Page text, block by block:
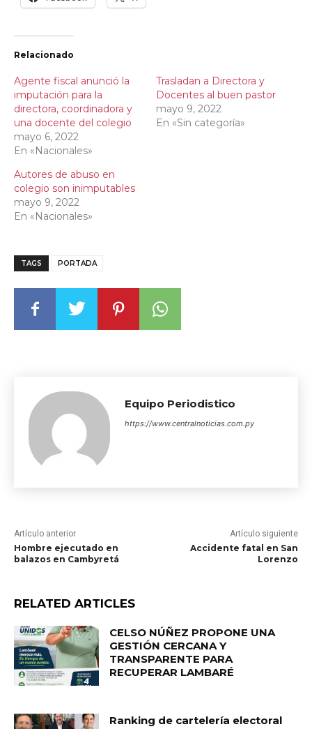
Relacionado
Agente fiscal anunció la
imputación para la
directora, coordinadora y
una docente del colegio
mayo 6, 2022
En «Nacionales»
Trasladan a Directora y
Docentes al buen pastor
mayo 9, 2022
En «Sin categoría»
Autores de abuso en
colegio son inimputables
mayo 9, 2022
En «Nacionales»
TAGS PORTADA
Equipo Periodistico
https://www.centralnoticias.com.py
Artículo anterior
Hombre ejecutado en
balazos en Cambyretá
Artículo siguiente
Accidente fatal en San
Lorenzo
RELATED ARTICLES
CELSO NÚÑEZ PROPONE UNA
GESTIÓN CERCANA Y
TRANSPARENTE PARA
RECUPERAR LAMBARÉ
Ranking de cartelería electoral